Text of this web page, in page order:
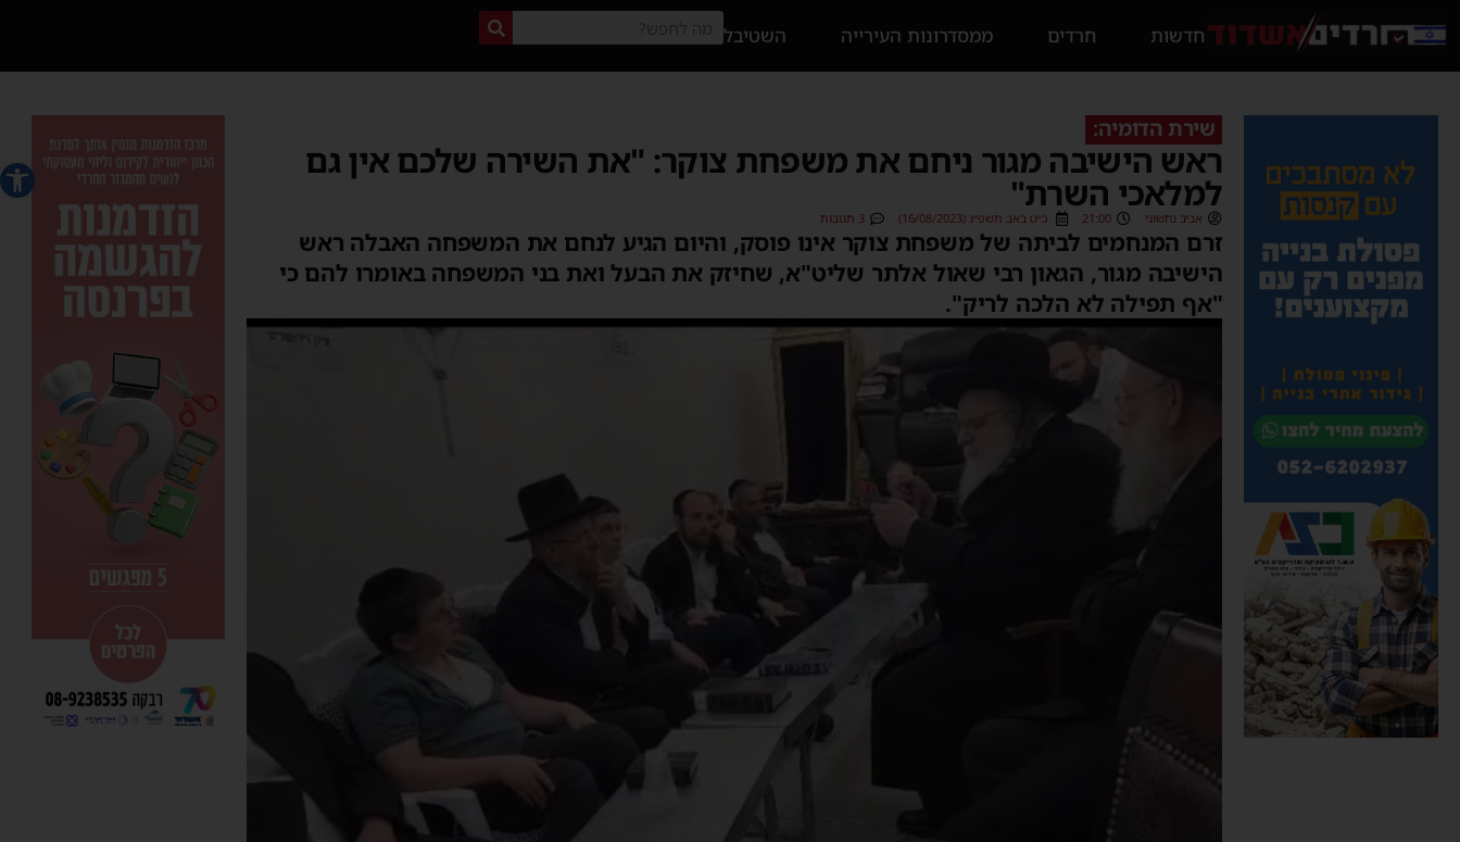
פתח
חדשות חרדים ממסדרונות העירייה השטיבל
שירת הדומיה:
ראש הישיבה מגור ניחם את משפחת צוקר: "את השירה שלכם אין גם
למלאכי השרת"
אביב נחשוני 21:00 כ״ט באב תשפ״ג (16/08/2023) 3 תגובות
זרם המנחמים לביתה של משפחת צוקר אינו פוסק, והיום הגיע לנחם את המשפחה האבלה ראש
הישיבה מגור, הגאון רבי שאול אלתר שליט"א, שחיזק את הבעל ואת בני המשפחה באומרו להם כי
"אף תפילה לא הלכה לריק".